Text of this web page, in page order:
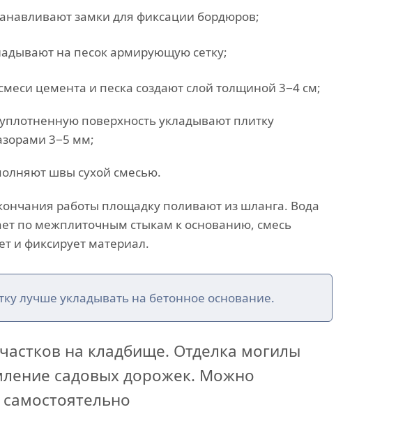
замки для фиксации бордюров;
на песок армирующую сетку;
цемента и песка создают слой толщиной 3−4 см;
поверхность укладывают плитку
3−5 мм;
швы сухой смесью.
работы площадку поливают из шланга. Вода
по межплиточным стыкам к основанию, смесь
и фиксирует материал.
лучше укладывать на бетонное основание.
на кладбище. Отделка могилы
садовых дорожек. Можно